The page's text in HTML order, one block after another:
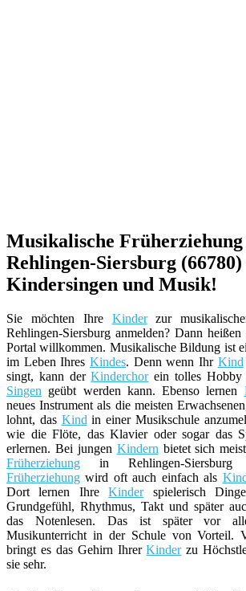
Musikalische
Rehlingen-Siersburg (66780)
Kindersingen und Musik!
Sie möchten Ihre Kinderzur
Rehlingen-Siersburg anmelden? Dann
Portal willkommen. Musikalische Bildung ist
im Leben Ihres Kindes. Denn wenn Ihr Kind
singt, kann derKinderchorein tolles Hobby
Singen geübt werden kann. Ebenso lernen
neues Instrument als die meisten
lohnt, das Kind in einer Musikschule
wie die Flöte, das Klavier oder sogar das
erlernen. Bei jungen Kindern bietet sich
Früherziehung in Rehlingen-
Früherziehung wird oft auch einfach als
Dort lernen IhreKinderspielerisch
Grundgefühl, Rhythmus, Takt und später
das Notenlesen. Das ist später vor
Musikunterricht in der Schule von Vorteil.
bringt es das Gehirn IhrerKinderzu
sie sehr.